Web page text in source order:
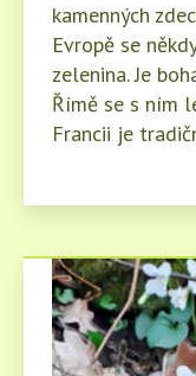
kamenných
Evropě se
zelenina. Je
Římě se s ním
Francii je